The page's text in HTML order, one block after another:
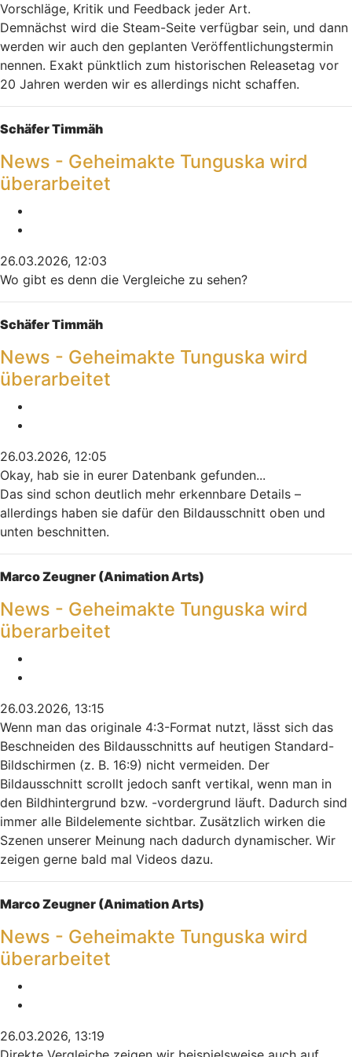
Vorschläge, Kritik und Feedback jeder Art.
Demnächst wird die Steam-Seite verfügbar sein, und dann
werden wir auch den geplanten Veröffentlichungstermin
nennen. Exakt pünktlich zum historischen Releasetag vor
20 Jahren werden wir es allerdings nicht schaffen.
Nach oben
Schäfer Timmäh
News - Geheimakte Tunguska wird
überarbeitet
26.03.2026, 12:03
Wo gibt es denn die Vergleiche zu sehen?
Nach oben
Schäfer Timmäh
News - Geheimakte Tunguska wird
überarbeitet
26.03.2026, 12:05
Okay, hab sie in eurer Datenbank gefunden...
Das sind schon deutlich mehr erkennbare Details –
allerdings haben sie dafür den Bildausschnitt oben und
unten beschnitten.
Nach oben
Marco Zeugner (Animation Arts)
News - Geheimakte Tunguska wird
überarbeitet
26.03.2026, 13:15
Wenn man das originale 4:3-Format nutzt, lässt sich das
Beschneiden des Bildausschnitts auf heutigen Standard-
Bildschirmen (z. B. 16:9) nicht vermeiden. Der
Bildausschnitt scrollt jedoch sanft vertikal, wenn man in
den Bildhintergrund bzw. -vordergrund läuft. Dadurch sind
immer alle Bildelemente sichtbar. Zusätzlich wirken die
Szenen unserer Meinung nach dadurch dynamischer. Wir
zeigen gerne bald mal Videos dazu.
Nach oben
Marco Zeugner (Animation Arts)
News - Geheimakte Tunguska wird
überarbeitet
26.03.2026, 13:19